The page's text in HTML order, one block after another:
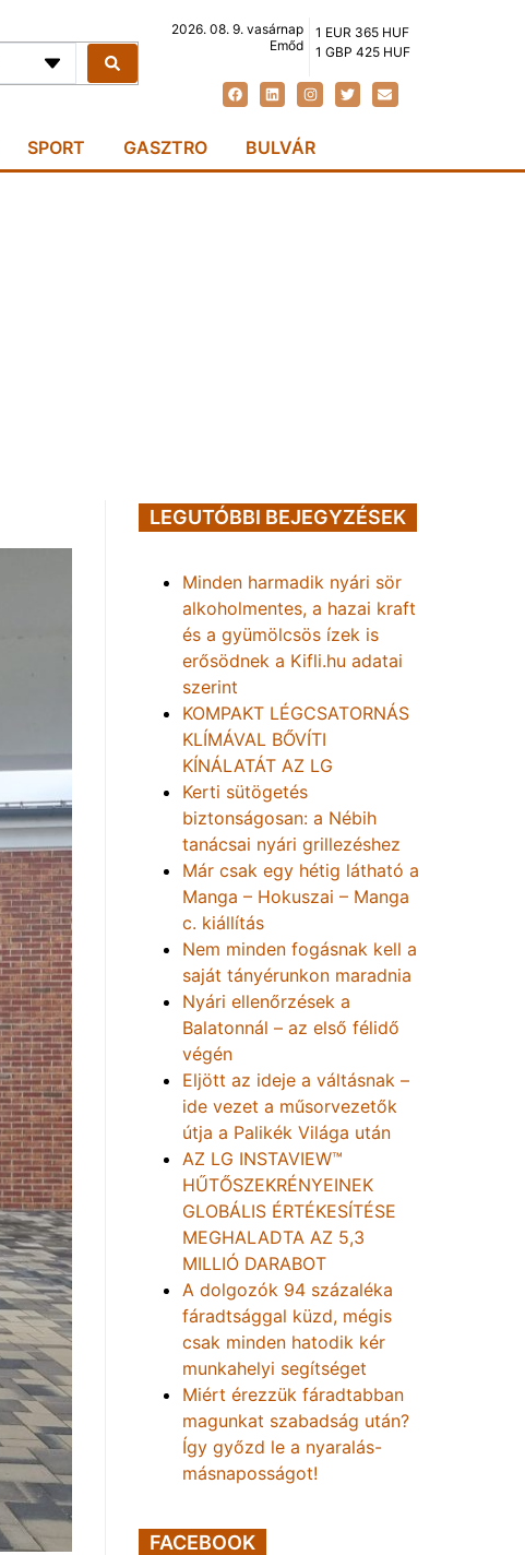
2026. 08. 9. vasárnap
Emőd
1 EUR 365 HUF
1 GBP 425 HUF
SPORT GASZTRO BULVÁR
LEGUTÓBBI BEJEGYZÉSEK
Minden harmadik nyári sör
alkoholmentes, a hazai kraft
és a gyümölcsös ízek is
erősödnek a Kifli.hu adatai
szerint
KOMPAKT LÉGCSATORNÁS
KLÍMÁVAL BŐVÍTI
KÍNÁLATÁT AZ LG
Kerti sütögetés
biztonságosan: a Nébih
tanácsai nyári grillezéshez
Már csak egy hétig látható a
Manga – Hokuszai – Manga
c. kiállítás
Nem minden fogásnak kell a
saját tányérunkon maradnia
Nyári ellenőrzések a
Balatonnál – az első félidő
végén
Eljött az ideje a váltásnak –
ide vezet a műsorvezetők
útja a Palikék Világa után
AZ LG INSTAVIEW™
HŰTŐSZEKRÉNYEINEK
GLOBÁLIS ÉRTÉKESÍTÉSE
MEGHALADTA AZ 5,3
MILLIÓ DARABOT
A dolgozók 94 százaléka
fáradtsággal küzd, mégis
csak minden hatodik kér
munkahelyi segítséget
Miért érezzük fáradtabban
magunkat szabadság után?
Így győzd le a nyaralás-
másnaposságot!
FACEBOOK